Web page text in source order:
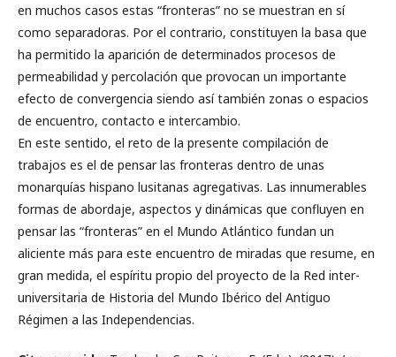
en muchos casos estas “fronteras” no se muestran en sí
como separadoras. Por el contrario, constituyen la basa que
ha permitido la aparición de determinados procesos de
permeabilidad y percolación que provocan un importante
efecto de convergencia siendo así también zonas o espacios
de encuentro, contacto e intercambio.
En este sentido, el reto de la presente compilación de
trabajos es el de pensar las fronteras dentro de unas
monarquías hispano lusitanas agregativas. Las innumerables
formas de abordaje, aspectos y dinámicas que confluyen en
pensar las “fronteras” en el Mundo Atlántico fundan un
aliciente más para este encuentro de miradas que resume, en
gran medida, el espíritu propio del proyecto de la Red inter-
universitaria de Historia del Mundo Ibérico del Antiguo
Régimen a las Independencias.